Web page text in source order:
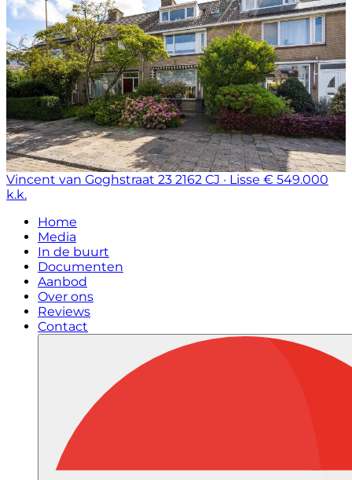
Vincent van Goghstraat 23 2162 CJ · Lisse € 549.000
k.k.
Home
Media
In de buurt
Documenten
Aanbod
Over ons
Reviews
Contact